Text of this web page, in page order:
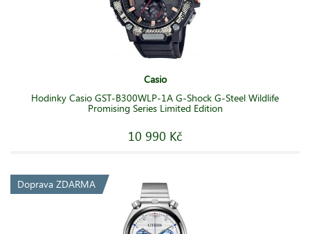
Casio
Hodinky Casio GST-B300WLP-1A G-Shock G-Steel Wildlife
Promising Series Limited Edition
10 990 Kč
Doprava ZDARMA